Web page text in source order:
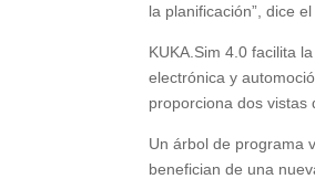
la planificación”, dice
KUKA.Sim 4.0 facilita
electrónica y
proporciona dos vistas
Un árbol de programa
benefician de una